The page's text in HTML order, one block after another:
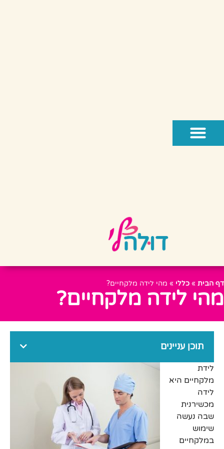
דף הבית » כללי » מהי לידה מלקחיים?
מהי לידה מלקחיים?
תוכן עניינים
לידת
מלקחיים היא
לידה
מכשירנית
שבה נעשה
שימוש
במלקחיים